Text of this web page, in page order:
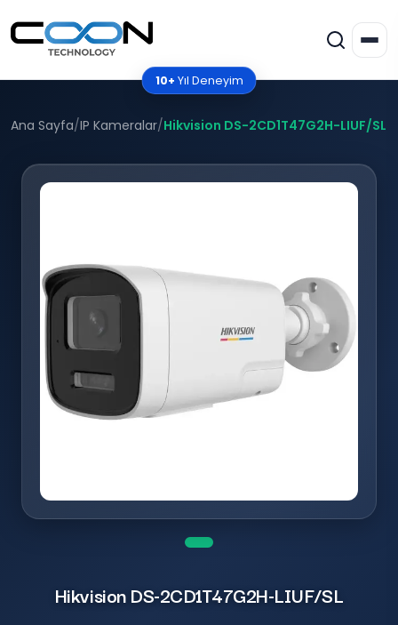
10+ Yıl Deneyim
Ana Sayfa/IP Kameralar/Hikvision DS-2CD1T47G2H-LIUF/SL
Hikvision DS-2CD1T47G2H-LIUF/SL